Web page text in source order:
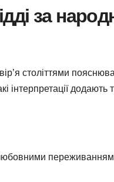
за
століттями
інтерпретації